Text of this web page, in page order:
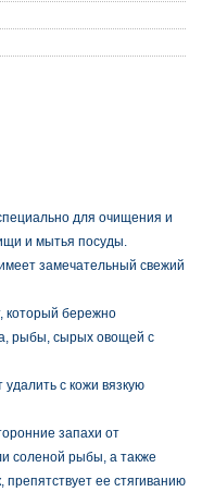
для очищения и
и мытья посуды.
замечательный свежий
который бережно
рыбы, сырых овощей с
с кожи вязкую
запахи от
соленой рыбы, а также
препятствует ее стягиванию